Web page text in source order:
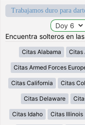
Trabajamos duro para
Encuentra solteros en
Citas Alabama Citas
Citas Armed Forces
Citas California Citas
Citas Delaware
Citas Idaho Citas Illinois